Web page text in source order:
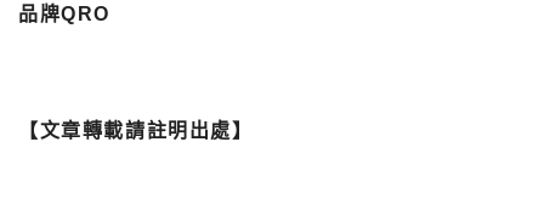
品牌QRO
【文章轉載請註明出處】